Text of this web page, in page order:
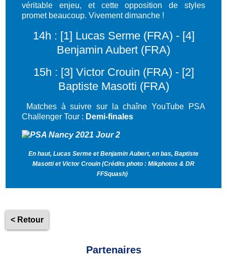
véritable enjeu, et cette opposition de styles
promet beaucoup. Vivement dimanche !
14h : [1] Lucas Serme (FRA) - [4]
Benjamin Aubert (FRA)
15h : [3] Victor Crouin (FRA) - [2]
Baptiste Masotti (FRA)
Matches à suivre sur la chaîne YouTube PSA
Challenger Tour : Demi-finales
En haut, Lucas Serme et Benjamin Aubert, en bas, Baptiste
Masotti et Victor Crouin (Crédits photo : Mikphotos & DR
FFSquash)
< Retour
Partenaires